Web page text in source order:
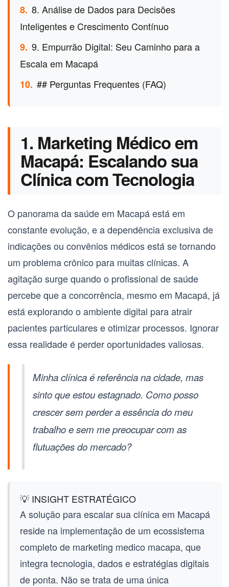
8. 8. Análise de Dados para Decisões
Inteligentes e Crescimento Contínuo
9. 9. Empurrão Digital: Seu Caminho para a
Escala em Macapá
10. ## Perguntas Frequentes (FAQ)
1. Marketing Médico em
Macapá: Escalando sua
Clínica com Tecnologia
O panorama da saúde em Macapá está em
constante evolução, e a dependência exclusiva de
indicações ou convênios médicos está se tornando
um problema crônico para muitas clínicas. A
agitação surge quando o profissional de saúde
percebe que a concorrência, mesmo em Macapá, já
está explorando o ambiente digital para atrair
pacientes particulares e otimizar processos. Ignorar
essa realidade é perder oportunidades valiosas.
Minha clínica é referência na cidade, mas
sinto que estou estagnado. Como posso
crescer sem perder a essência do meu
trabalho e sem me preocupar com as
flutuações do mercado?
💡 INSIGHT ESTRATÉGICO
A solução para escalar sua clínica em Macapá
reside na implementação de um ecossistema
completo de marketing medico macapa, que
integra tecnologia, dados e estratégias digitais
de ponta. Não se trata de uma única